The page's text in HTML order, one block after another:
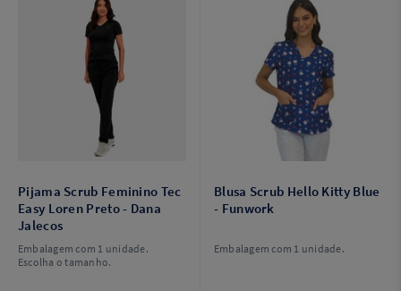
Pijama Scrub Feminino Tec
Easy Loren Preto - Dana
Jalecos
Embalagem com 1 unidade.
Escolha o tamanho.
Blusa Scrub Hello Kitty Blue
- Funwork
Embalagem com 1 unidade.